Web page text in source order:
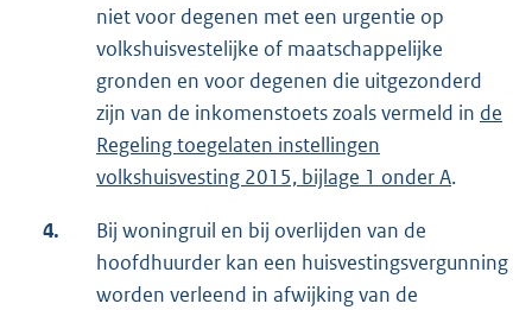
niet voor degenen met een urgentie op
volkshuisvestelijke of maatschappelijke
gronden en voor degenen die uitgezonderd
zijn van de inkomenstoets zoals vermeld in de
Regeling toegelaten instellingen
volkshuisvesting 2015, bijlage 1 onder A.
4.
Bij woningruil en bij overlijden van de
hoofdhuurder kan een huisvestingsvergunning
worden verleend in afwijking van de